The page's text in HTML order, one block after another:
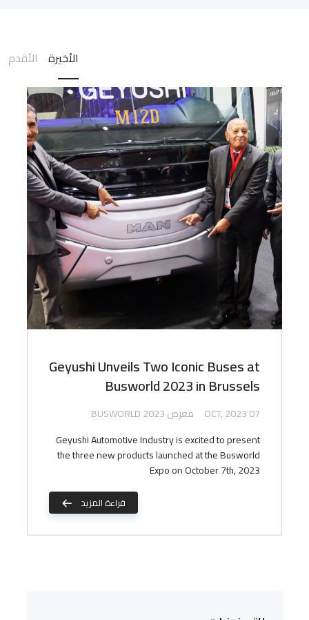
الأخيرة الأقدم
Geyushi Unveils Two Iconic Buses at
Busworld 2023 in Brussels
07 OCT, 2023
معرض BUSWORLD 2023
Geyushi Automotive Industry is excited to present
the three new products launched at the Busworld
Expo on October 7th, 2023
قراءة المزيد